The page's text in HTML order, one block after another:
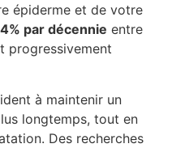
épiderme et de votre
par décennie entre
progressivement
à maintenir un
longtemps, tout en
Des recherches